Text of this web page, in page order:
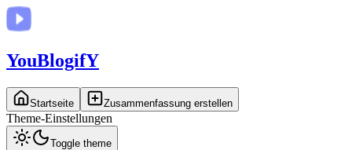
YouBlogifY
Startseite Zusammenfassung erstellen
Theme-Einstellungen
Toggle theme